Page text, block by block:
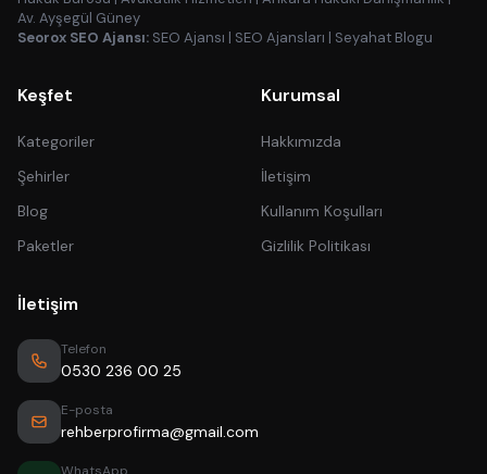
Av. Ayşegül Güney
Seorox SEO Ajansı: SEO Ajansı | SEO Ajansları | Seyahat Blogu
Keşfet
Kategoriler
Şehirler
Blog
Paketler
Kurumsal
Hakkımızda
İletişim
Kullanım Koşulları
Gizlilik Politikası
İletişim
Telefon
0530 236 00 25
E-posta
rehberprofirma@gmail.com